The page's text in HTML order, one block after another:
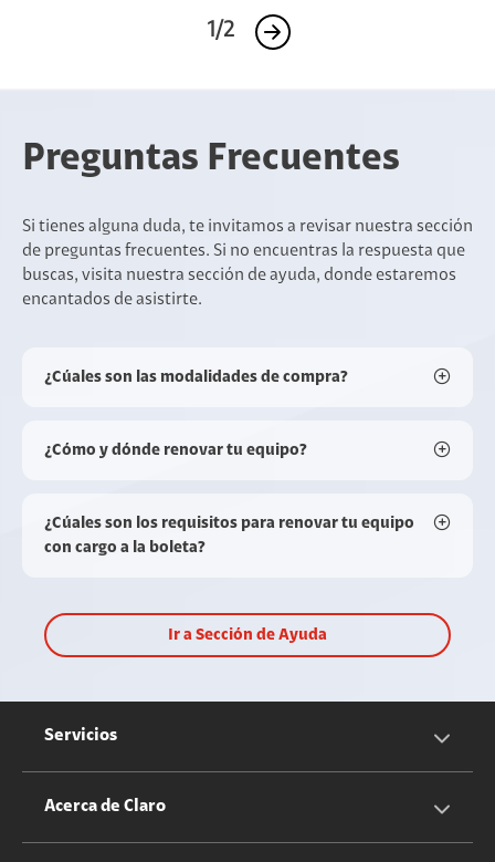
1/2
Preguntas Frecuentes
Si tienes alguna duda, te invitamos a revisar nuestra sección
de preguntas frecuentes. Si no encuentras la respuesta que
buscas, visita nuestra sección de ayuda, donde estaremos
encantados de asistirte.
¿Cúales son las modalidades de compra?
¿Cómo y dónde renovar tu equipo?
¿Cúales son los requisitos para renovar tu equipo
con cargo a la boleta?
Ir a Sección de Ayuda
Servicios
Servicios Móviles
Acerca de Claro